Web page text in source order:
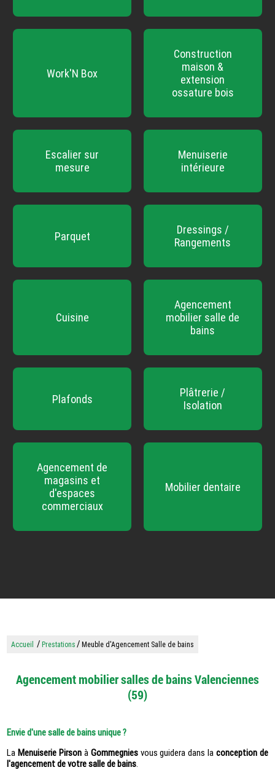
Work'N Box
Construction
maison &
extension
ossature bois
Escalier sur
mesure
Menuiserie
intérieure
Parquet
Dressings /
Rangements
Cuisine
Agencement
mobilier salle de
bains
Plafonds
Plâtrerie /
Isolation
Agencement de
magasins et
d'espaces
commerciaux
Mobilier dentaire
Accueil / Prestations / Meuble d'Agencement Salle de bains
Agencement mobilier salles de bains Valenciennes
(59)
Envie d'une salle de bains unique ?
La Menuiserie Pirsonà Gommegniesvous guidera dans la conception de
l'agencement de votre salle de bains.